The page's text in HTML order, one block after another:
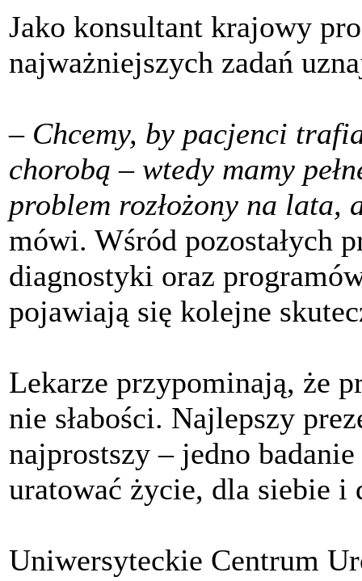
Jako konsultant krajowy
najważniejszych zadań
– Chcemy, by pacjenci
chorobą – wtedy mamy
problem rozłożony na lata,
mówi. Wśród pozostałych
diagnostyki oraz
pojawiają się kolejne
Lekarze przypominają, że
nie słabości. Najlepszy
najprostszy – jedno
uratować życie, dla siebie i
Uniwersyteckie Centrum